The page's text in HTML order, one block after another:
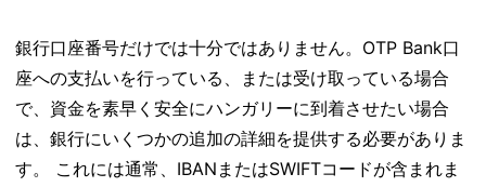
銀行口座番号だけでは十分ではありません。OTP Bank口
座への支払いを行っている、または受け取っている場合
で、資金を素早く安全にハンガリーに到着させたい場合
は、銀行にいくつかの追加の詳細を提供する必要がありま
す。 これには通常、IBANまたはSWIFTコードが含まれま